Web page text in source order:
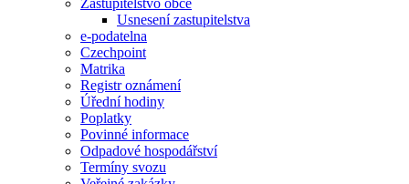
Zastupitelstvo obce
Usnesení zastupitelstva
e-podatelna
Czechpoint
Matrika
Registr oznámení
Úřední hodiny
Poplatky
Povinné informace
Odpadové hospodářství
Termíny svozu